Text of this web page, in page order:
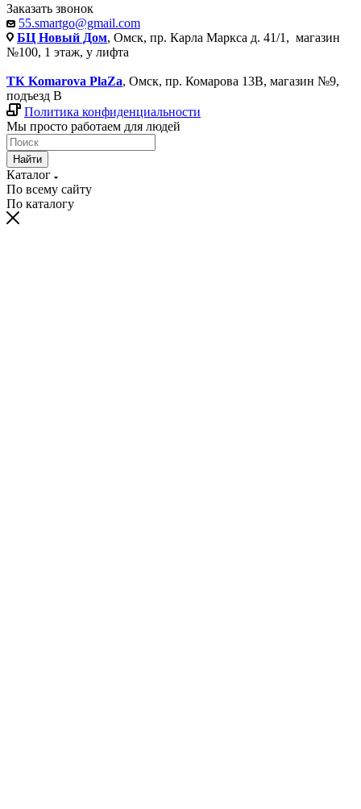
Заказать звонок
55.smartgo@gmail.com
БЦ Новый Дом, Омск, пр. Карла Маркса д. 41/1, магазин
№100, 1 этаж, у лифта
ТК Komarova PlaZa, Омск, пр. Комарова 13В, магазин №9,
подъезд В
Политика конфиденциальности
Мы просто работаем для людей
Найти
Каталог
По всему сайту
По каталогу